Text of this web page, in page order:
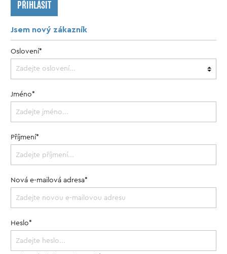
PŘIHLÁSIT
Jsem nový zákazník
Oslovení*
Jméno*
Příjmení*
Nová e-mailová adresa*
Heslo*